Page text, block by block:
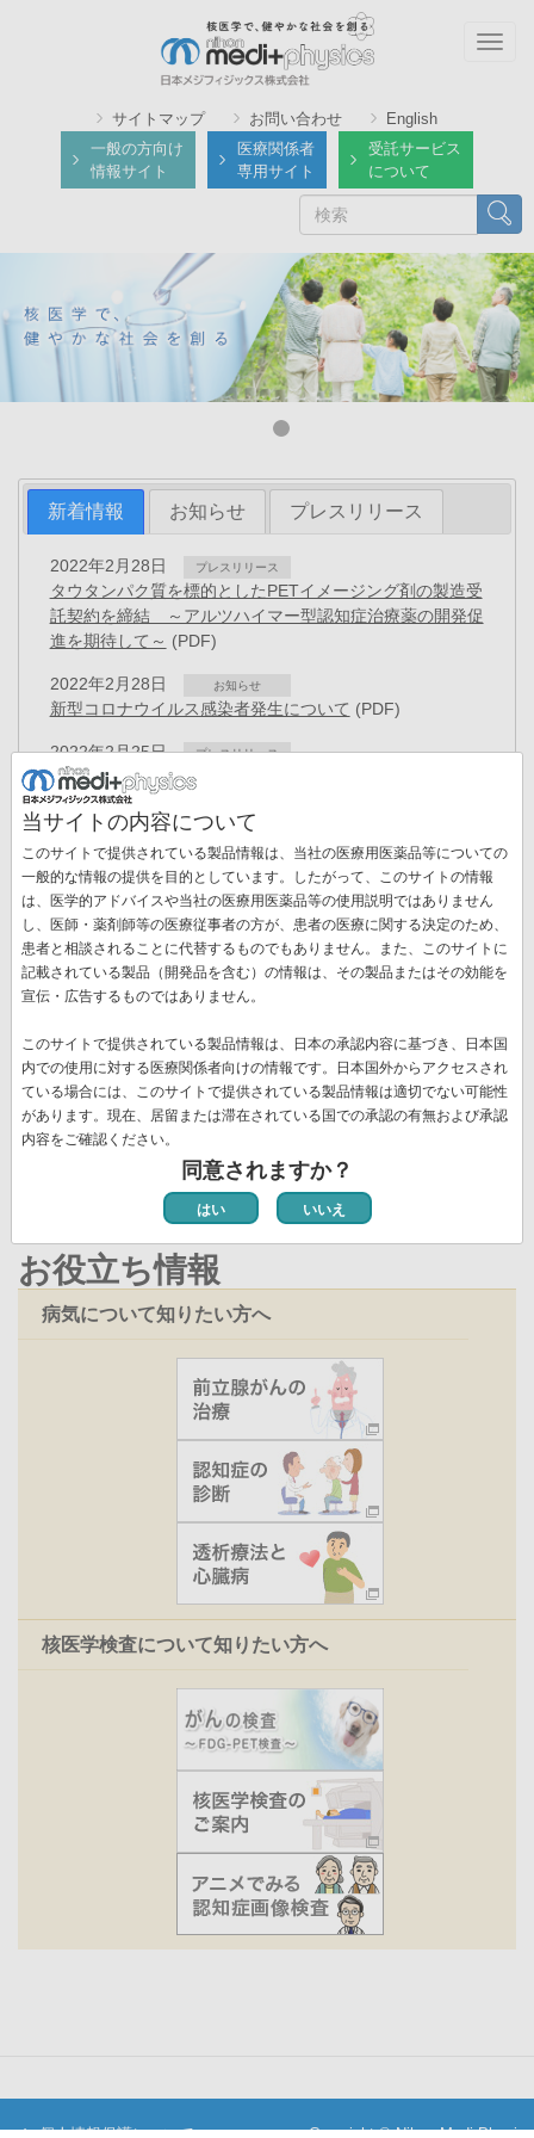
サイトマップ お問い合わせ
English
一般の方向け
情報サイト
医療関係者
専用サイト
受託サービス
について
検索
新着情報 お知らせ プレスリリース
2022年2月28日 プレスリリース
タウタンパク質を標的としたPETイメージング剤の製造受
託契約を締結 ～アルツハイマー型認知症治療薬の開発促
進を期待して～ (PDF)
2022年2月28日 お知らせ
新型コロナウイルス感染者発生について (PDF)
2022年2月25日 プレスリリース
役員異動のお知らせ
2022年2月10日 お知らせ
メジテック®自主回収(クラスⅡ)のお知らせ(一部改
訂)(PDF)
2022年2月10日 お知らせ
新型コロナウイルス感染者発生について (PDF)
ペ
ー
ジ
り
先
ペ
ー
ジ
« 最初
前
ー
ジ
‹‹
ペ
ジ
8
ペ
ジ
9
ジ
ジ
ン
ト
ペ
ー
ジ
ペ
ー
ジ
14
ペ
ー
ジ
15
ペ
ー
ジ
16
次
ペ
ー
ジ
››
最
終
ペ
ー
最終 »
新着情報一覧
お役立ち情報
病気について知りたい方へ
核医学検査について知りたい方へ
個人情報保護について Copyright © Nihon Medi-Physics
当サイトの内容について
このサイトで提供されている製品情報は、当社の医療用医薬品等についての
一般的な情報の提供を目的としています。したがって、このサイトの情報
は、医学的アドバイスや当社の医療用医薬品等の使用説明ではありません
し、医師・薬剤師等の医療従事者の方が、患者の医療に関する決定のため、
患者と相談されることに代替するものでもありません。また、このサイトに
記載されている製品（開発品を含む）の情報は、その製品またはその効能を
宣伝・広告するものではありません。
このサイトで提供されている製品情報は、日本の承認内容に基づき、日本国
内での使用に対する医療関係者向けの情報です。日本国外からアクセスされ
ている場合には、このサイトで提供されている製品情報は適切でない可能性
があります。現在、居留または滞在されている国での承認の有無および承認
内容をご確認ください。
同意されますか？
はい いいえ